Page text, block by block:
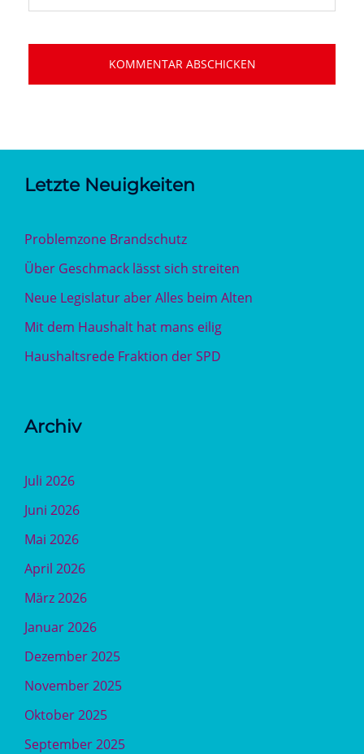
Letzte Neuigkeiten
Problemzone Brandschutz
Über Geschmack lässt sich streiten
Neue Legislatur aber Alles beim Alten
Mit dem Haushalt hat mans eilig
Haushaltsrede Fraktion der SPD
Archiv
Juli 2026
Juni 2026
Mai 2026
April 2026
März 2026
Januar 2026
Dezember 2025
November 2025
Oktober 2025
September 2025